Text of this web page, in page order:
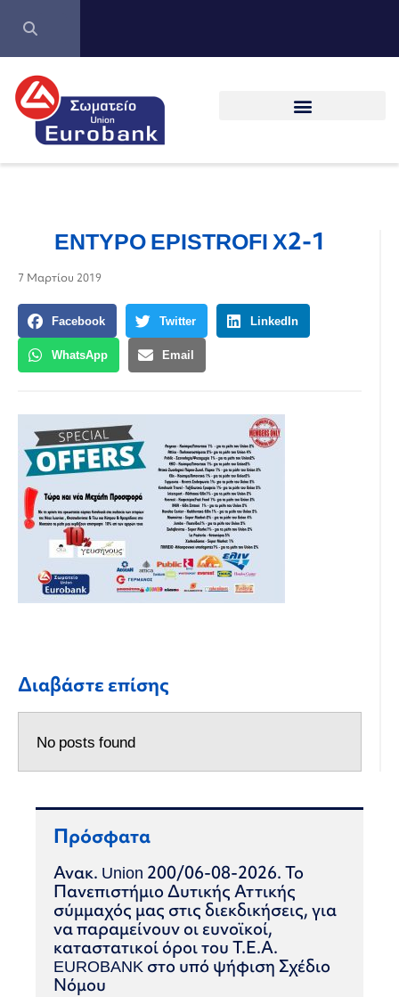
ENTYPO EPISTROFI X2-1
7 Μαρτίου 2019
Facebook Twitter LinkedIn
WhatsApp Email
Διαβάστε επίσης
No posts found
Πρόσφατα
Ανακ. Union 200/06-08-2026. Το
Πανεπιστήμιο Δυτικής Αττικής
σύμμαχός μας στις διεκδικήσεις, για
να παραμείνουν οι ευνοϊκοί,
καταστατικοί όροι του Τ.Ε.Α.
EUROBANK στο υπό ψήφιση Σχέδιο
Νόμου